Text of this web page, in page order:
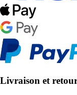
Livraison et